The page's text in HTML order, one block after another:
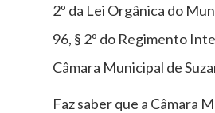
2º da Lei Orgânica do
96, § 2º do Regimento
Câmara Municipal de
Faz saber que a Câmara